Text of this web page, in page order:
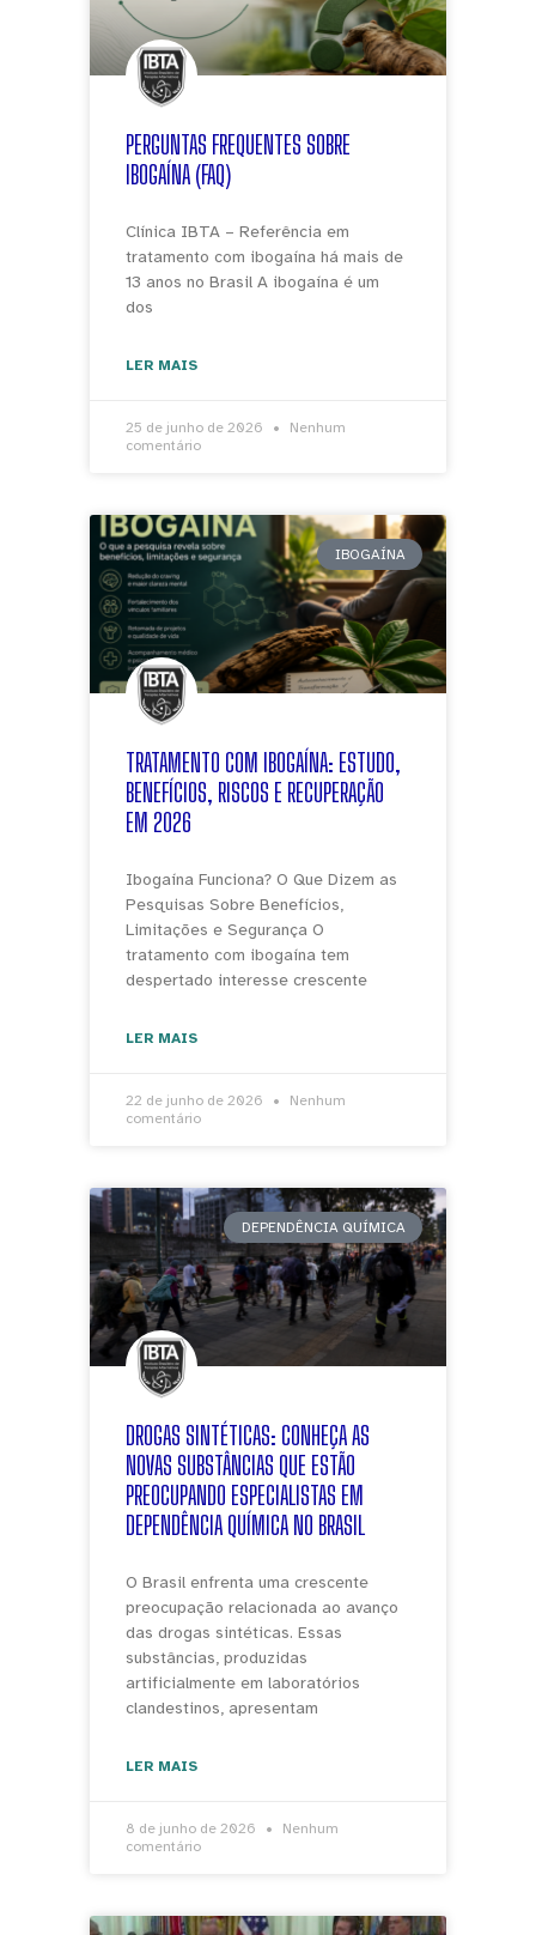
PERGUNTAS FREQUENTES SOBRE
IBOGAÍNA (FAQ)
Clínica IBTA – Referência em
tratamento com ibogaína há mais de
13 anos no Brasil A ibogaína é um
dos
LER MAIS
25 de junho de 2026
Nenhum
comentário
IBOGAÍNA
TRATAMENTO COM IBOGAÍNA: ESTUDO,
BENEFÍCIOS, RISCOS E RECUPERAÇÃO
EM 2026
Ibogaína Funciona? O Que Dizem as
Pesquisas Sobre Benefícios,
Limitações e Segurança O
tratamento com ibogaína tem
despertado interesse crescente
LER MAIS
22 de junho de 2026
Nenhum
comentário
DEPENDÊNCIA QUÍMICA
DROGAS SINTÉTICAS: CONHEÇA AS
NOVAS SUBSTÂNCIAS QUE ESTÃO
PREOCUPANDO ESPECIALISTAS EM
DEPENDÊNCIA QUÍMICA NO BRASIL
O Brasil enfrenta uma crescente
preocupação relacionada ao avanço
das drogas sintéticas. Essas
substâncias, produzidas
artificialmente em laboratórios
clandestinos, apresentam
LER MAIS
8 de junho de 2026
Nenhum
comentário